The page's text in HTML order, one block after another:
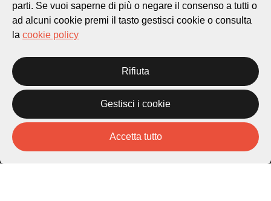
6976 Castagnola
Archivio Lugano © 2026
Per informazioni:
parti. Se vuoi saperne di più o negare il consenso a tutti o
ad alcuni cookie premi il tasto gestisci cookie o consulta
la cookie policy
Rifiuta
Gestisci i cookie
Accetta tutto